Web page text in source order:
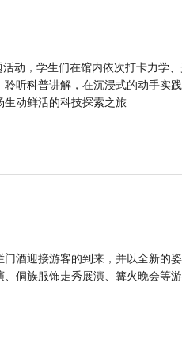
动，学生们在馆内依次打卡力学
听科普讲解，在沉浸式的动手实
动鲜活的科技探索之旅
酒迎接游客的到来，并以全新的
侗族服饰走秀展演、篝火晚会等